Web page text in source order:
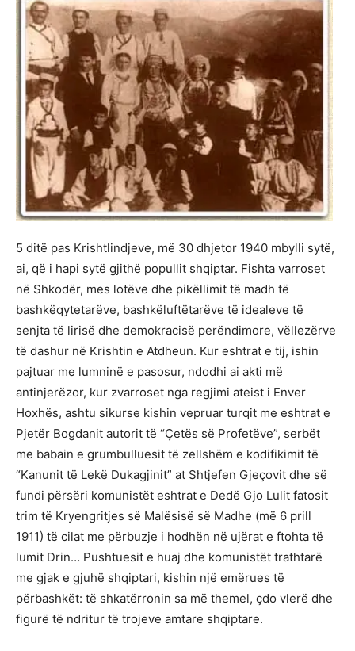
5 ditë pas Krishtlindjeve, më 30 dhjetor 1940 mbylli sytë,
ai, që i hapi sytë gjithë popullit shqiptar. Fishta varroset
në Shkodër, mes lotëve dhe pikëllimit të madh të
bashkëqytetarëve, bashkëluftëtarëve të idealeve të
senjta të lirisë dhe demokracisë perëndimore, vëllezërve
të dashur në Krishtin e Atdheun. Kur eshtrat e tij, ishin
pajtuar me lumninë e pasosur, ndodhi ai akti më
antinjerëzor, kur zvarroset nga regjimi ateist i Enver
Hoxhës, ashtu sikurse kishin vepruar turqit me eshtrat e
Pjetër Bogdanit autorit të “Çetës së Profetëve”, serbët
me babain e grumbulluesit të zellshëm e kodifikimit të
“Kanunit të Lekë Dukagjinit” at Shtjefen Gjeçovit dhe së
fundi përsëri komunistët eshtrat e Dedë Gjo Lulit fatosit
trim të Kryengritjes së Malësisë së Madhe (më 6 prill
1911) të cilat me përbuzje i hodhën në ujërat e ftohta të
lumit Drin… Pushtuesit e huaj dhe komunistët trathtarë
me gjak e gjuhë shqiptari, kishin një emërues të
përbashkët: të shkatërronin sa më themel, çdo vlerë dhe
figurë të ndritur të trojeve amtare shqiptare.